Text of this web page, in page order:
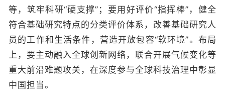
等，筑牢科研“硬支撑”；要用好评价“指挥棒”，健全
符合基础研究特点的分类评价体系，改善基础研究人
员的工作和生活条件，营造开放包容“软环境”。布局
上，要主动融入全球创新网络，联合开展气候变化等
重大前沿难题攻关，在深度参与全球科技治理中彰显
中国担当。